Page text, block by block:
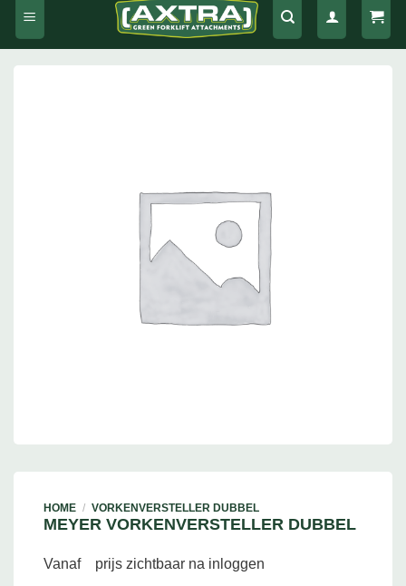
HOME / VORKENVERSTELLER DUBBEL
MEYER VORKENVERSTELLER DUBBEL
Vanaf prijs zichtbaar na inloggen